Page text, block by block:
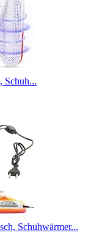
Schuh...
Schuhwärmer...